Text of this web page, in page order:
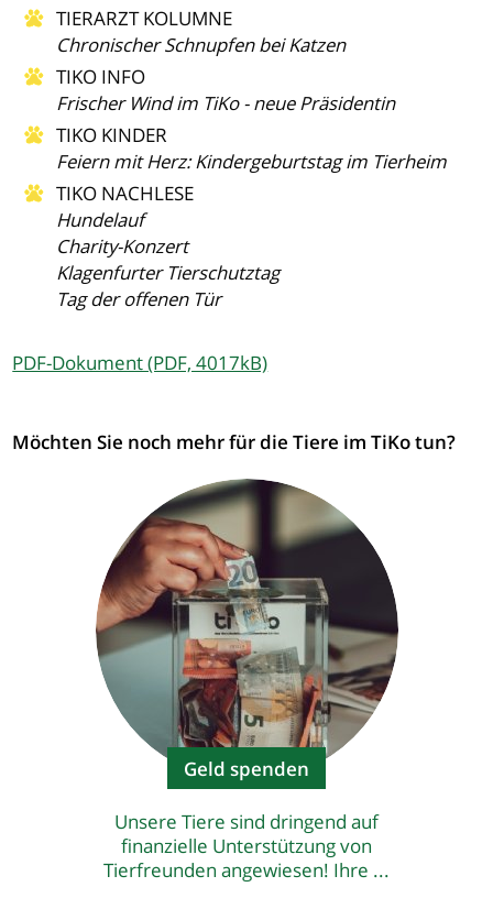
TIERARZT KOLUMNE
Chronischer Schnupfen bei Katzen
TIKO INFO
Frischer Wind im TiKo - neue Präsidentin
TIKO KINDER
Feiern mit Herz: Kindergeburtstag im Tierheim
TIKO NACHLESE
Hundelauf
Charity-Konzert
Klagenfurter Tierschutztag
Tag der offenen Tür
PDF-Dokument (PDF, 4017kB)
Möchten Sie noch mehr für die Tiere im TiKo tun?
Geld spenden
Unsere Tiere sind dringend auf
finanzielle Unterstützung von
Tierfreunden angewiesen! Ihre ...